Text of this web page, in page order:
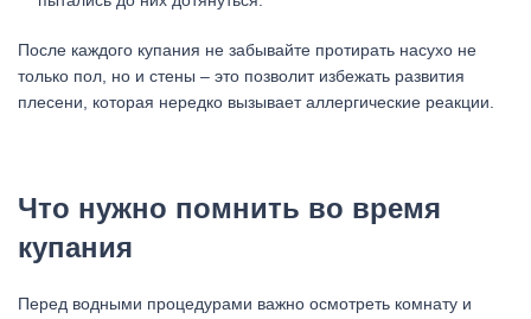
После каждого купания не забывайте протирать насухо не
только пол, но и стены – это позволит избежать развития
плесени, которая нередко вызывает аллергические реакции.
Что нужно помнить во время
купания
Перед водными процедурами важно осмотреть комнату и